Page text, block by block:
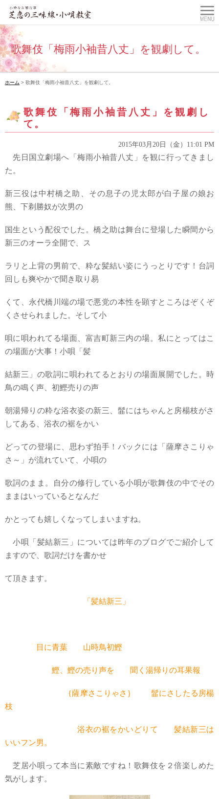
歌舞伎「梅雨小袖昔八丈」を観劇して。
ホーム > 歌舞伎「梅雨小袖昔八丈」を観劇して。
歌舞伎「梅雨小袖昔八丈」を観劇し
て。
2015年03月20日（金）11:01 PM
先日国立劇場へ 「梅雨小袖昔八丈」を観に行ってきまし
た。
新三役は中村橋之助、その息子の児太郎が白子屋の娘お
熊、下剃勝奴が次男の
国生という配役でした。橋之助は舞台に登場した瞬間から
新三のオーラ全開で、ス
ラリと上背の男前で、粋な髪結い姿にうっとりです！ 台詞
回しも爽やかで聞き取り易
くて、永代橋川端の場で悪党の本性を顕すところはぞくぞ
くさせられました。そして小
唄に唄われてる場面、富吉町新三内の場。私にとってはこ
の場面が大事！小唄「髪
結新三」の歌詞に唄われてるとおりの場面展開でした。時
鳥の鳴く声、初鰹売りの声
朝湯帰りの粋な浴衣姿の新三、髷にはちゃんと房楊枝がさ
してある、浴衣の裾をかい
どっての登場に、思わず拍手！バックには「薩摩さこりゃ
さ～」が流れていて、小唄の
歌詞のまま。自分の修行している小唄が歌舞伎の中でその
ままはいっているとなんだ
かとっても嬉しくなってしまいますね。
小唄「髪結新三」については昨年のブログでご紹介して
ますので、歌詞だけを書かせ
て頂きます。
「髪結新三」
目に青葉 山時鳥初鰹
鰹、鰹の売り声を 聞く湯帰りの耳果報
{薩摩さこりゃさ｝
髷にさしたる房楊
枝
浴衣の裾をかいどりて 髪結新三は
いいフン男。
芝居小唄って本当に素敵ですね！歌舞伎を２倍楽しめた
気がします。